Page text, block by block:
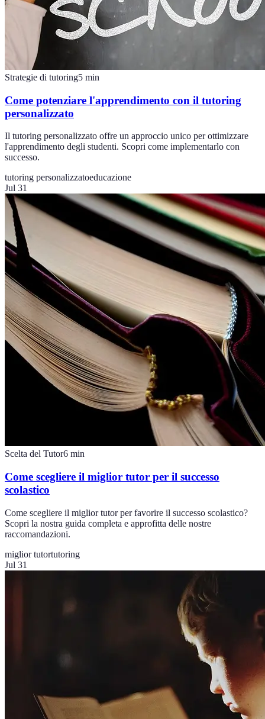
Strategie di tutoring5 min
Come potenziare l'apprendimento con il tutoring
personalizzato
Il tutoring personalizzato offre un approccio unico per ottimizzare
l'apprendimento degli studenti. Scopri come implementarlo con
successo.
tutoring personalizzatoeducazione
Jul 31
Scelta del Tutor6 min
Come scegliere il miglior tutor per il successo
scolastico
Come scegliere il miglior tutor per favorire il successo scolastico?
Scopri la nostra guida completa e approfitta delle nostre
raccomandazioni.
miglior tutortutoring
Jul 31